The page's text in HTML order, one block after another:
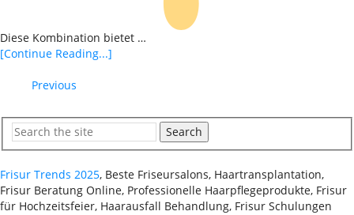
Diese Kombination bietet …
[Continue Reading...]
Previous
Search
Frisur Trends 2025, Beste Friseursalons, Haartransplantation,
Frisur Beratung Online, Professionelle Haarpflegeprodukte, Frisur
für Hochzeitsfeier, Haarausfall Behandlung, Frisur Schulungen